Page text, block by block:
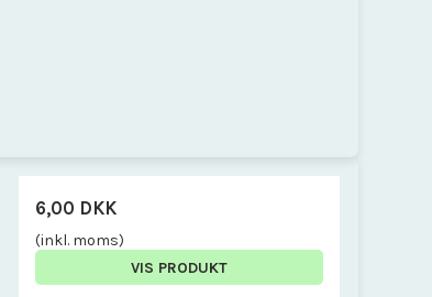
6,00 DKK
(inkl. moms)
VIS PRODUKT